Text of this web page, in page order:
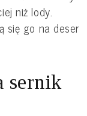
niż lody.
się go na deser
sernik